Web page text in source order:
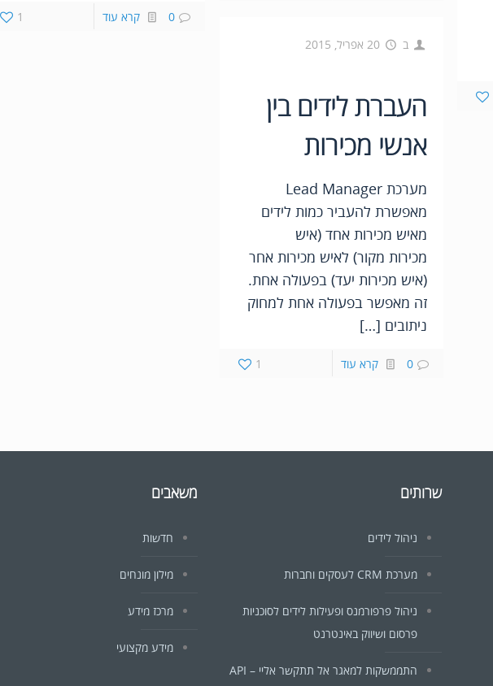
1 0 קרא עוד
ב 20 אפריל, 2015
העברת לידים בין
אנשי מכירות
מערכת Lead Manager
מאפשרת להעביר כמות לידים
מאיש מכירות אחד (איש
מכירות מקור) לאיש מכירות אחר
(איש מכירות יעד) בפעולה אחת.
זה מאפשר בפעולה אחת למחוק
ניתובים […]
1 0 קרא עוד
משאבים
חדשות
מילון מונחים
מרכז מידע
מידע מקצועי
שרותים
ניהול לידים
מערכת CRM לעסקים וחברות
ניהול פרפורמנס ופעילות לידים לסוכניות
פרסום ושיווק באינטרנט
התממשקות למאגר אל תתקשר אליי – API